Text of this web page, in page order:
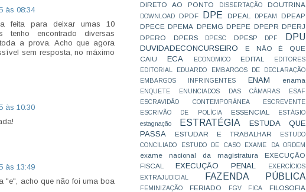
às 08:34
feita para deixar umas 10
tenho encontrado diversas
a prova. Acho que agora
sem resposta, no máximo
às 10:30
às 13:49
"e", acho que não foi uma boa
DIRETO AO PONTO DISSERTAÇÃO DOUTRINA
DOWNLOAD DPDF DPE DPEAL DPEAM
DPEAP
DPECE DPEMA DPEMG DPEPE DPEPR DPERJ
DPERO
DPERS DPESC DPESP DPF DPU
DUVIDADECONCURSEIRO
E NÃO É QUE
CAIU
ECA ECONOMICO EDITAL
EDITORES
EDITORIAL
EDUARDO
EMBARGOS DE DECLARAÇÃO
EMBARGOS INFRINGENTES
ENAM enama
ENQUETE ENUNCIADOS DAS CÂMARAS
ESAF
ESCRAVIDÃO CONTEMPORÂNEA
ESCREVENTE
ESCRIVÃO DE POLÍCIA
ESSENCIAL
ESTÁGIO
estagnação
ESTRATÉGIA
ESTUDA QUE
PASSA
ESTUDAR E TRABALHAR
ESTUDO
CONCILIADO
ESTUDO DE CASO EXAME DA ORDEM
exame nacional da magistratura
EXECUÇÃO
FISCAL
EXECUÇÃO PENAL
EXERCÍCIOS
EXTRAJUDICIAL
FAZENDA PÚBLICA
FEMINIZAÇÃO FERIADO FGV FICA
FILOSOFIA